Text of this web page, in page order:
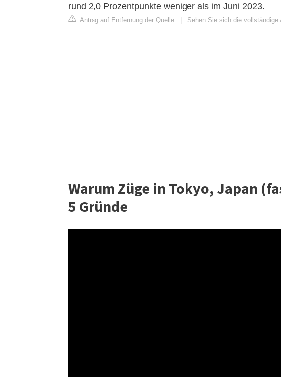
rund 2,0 Prozentpunkte weniger als im Juni 2023.
Antrag auf Entfernung der Quelle Sehen Sie sich die
Warum Züge in Tokyo, Japan
5 Gründe